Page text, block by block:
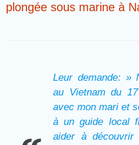
plongée sous marine à
Leur demande: »
au Vietnam du
avec mon mari et
à un guide local
aider à